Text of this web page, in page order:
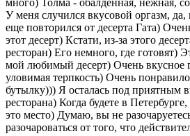
У меня случился вкусовой оргазм,
еще повторился от десерта Гата)
этот десерт) Кстати, из-за этого
ресторан) Его немного, где готовят)
мой любимый десерт) Очень вкусное
уловимая терпкость) Очень
бутылку))) Я осталась под приятным
ресторана) Когда будете в
это место) Думаю, вы не
разочароваться от того, что